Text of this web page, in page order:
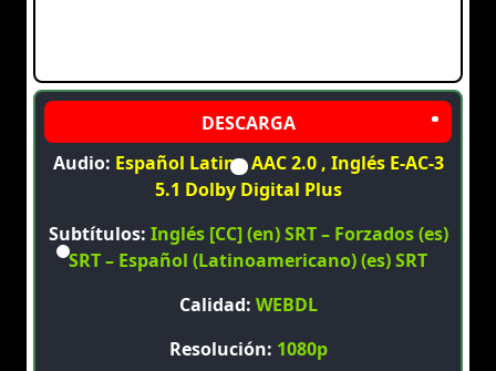
Audio: Español Latino AAC 2.0 , Inglés E-AC-3
5.1 Dolby Digital Plus
Subtítulos: Inglés [CC] (en) SRT – Forzados (es)
SRT – Español (Latinoamericano) (es) SRT
Calidad: WEBDL
Resolución: 1080p